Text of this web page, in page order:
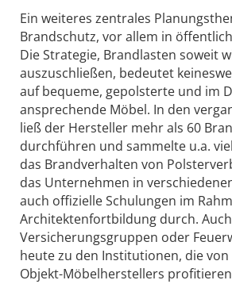
Ein weiteres zentrales
Brandschutz, vor allem in
Die Strategie, Brandlasten soweit
auszuschließen, bedeutet
auf bequeme, gepolsterte und im
ansprechende Möbel. In den
ließ der Hersteller mehr als 60
durchführen und sammelte u.a.
das Brandverhalten von
das Unternehmen in
auch offizielle Schulungen im
Architektenfortbildung durch. Auch
Versicherungsgruppen oder
heute zu den Institutionen, die von
Objekt-Möbelherstellers